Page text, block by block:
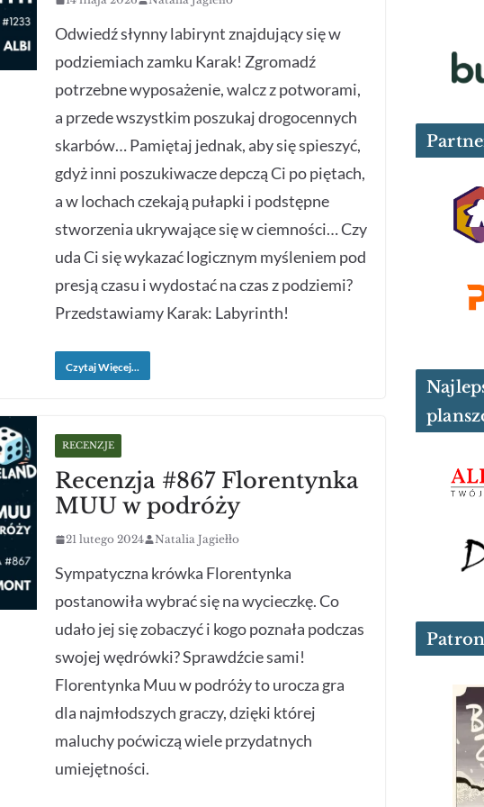
Odwiedź słynny labirynt znajdujący się w
podziemiach zamku Karak! Zgromadź
potrzebne wyposażenie, walcz z potworami,
a przede wszystkim poszukaj drogocennych
skarbów… Pamiętaj jednak, aby się spieszyć,
gdyż inni poszukiwacze depczą Ci po piętach,
a w lochach czekają pułapki i podstępne
stworzenia ukrywające się w ciemności… Czy
uda Ci się wykazać logicznym myśleniem pod
presją czasu i wydostać na czas z podziemi?
Przedstawiamy Karak: Labyrinth!
Czytaj Więcej...
RECENZJE
Recenzja #867 Florentynka
MUU w podróży
21 lutego 2024 Natalia Jagiełło
Sympatyczna krówka Florentynka
postanowiła wybrać się na wycieczkę. Co
udało jej się zobaczyć i kogo poznała podczas
swojej wędrówki? Sprawdźcie sami!
Florentynka Muu w podróży to urocza gra
dla najmłodszych graczy, dzięki której
maluchy poćwiczą wiele przydatnych
umiejętności.